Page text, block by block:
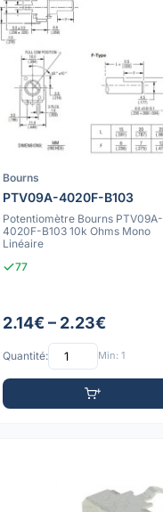
Bourns
PTV09A-4020F-B103
Potentiomètre Bourns PTV09A-
4020F-B103 10k Ohms Mono
Linéaire
77
2.14€ – 2.23€
Quantité: Min: 1